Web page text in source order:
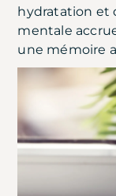
hydratation et
mentale
une mémoire